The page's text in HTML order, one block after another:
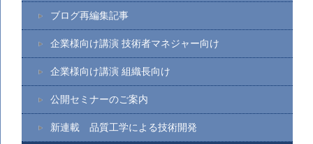
ブログ再編集記事
企業様向け講演 技術者マネジャー向け
企業様向け講演 組織長向け
公開セミナーのご案内
新連載 品質工学による技術開発